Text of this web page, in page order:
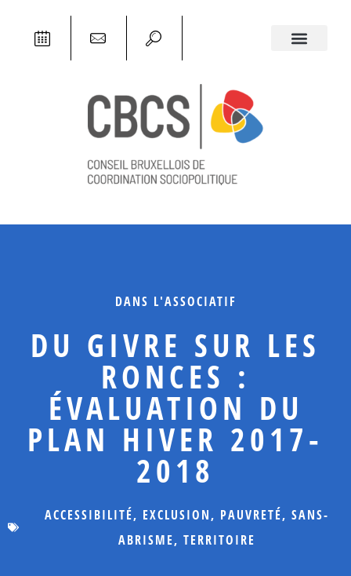
DANS L'ASSOCIATIF
DU GIVRE SUR LES
RONCES :
ÉVALUATION DU
PLAN HIVER 2017-
2018
ACCESSIBILITÉ, EXCLUSION, PAUVRETÉ, SANS-
ABRISME, TERRITOIRE